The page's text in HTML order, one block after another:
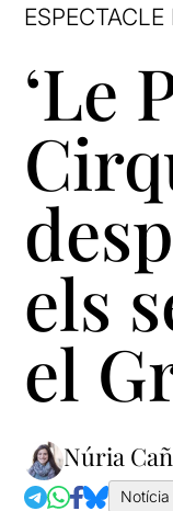
‘Le
els
el
Núria
Notícia